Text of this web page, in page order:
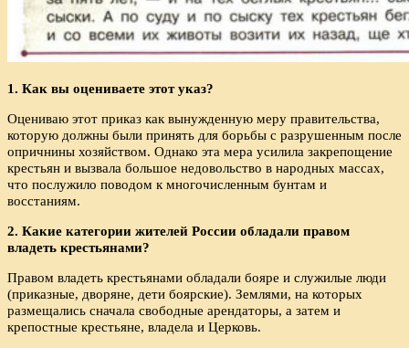
1. Как вы оцениваете этот указ?
Оцениваю этот приказ как вынужденную меру правительства,
которую должны были принять для борьбы с разрушенным после
опричнины хозяйством. Однако эта мера усилила закрепощение
крестьян и вызвала большое недовольство в народных массах,
что послужило поводом к многочисленным бунтам и
восстаниям.
2. Какие категории жителей России обладали правом
владеть крестьянами?
Правом владеть крестьянами обладали бояре и служилые люди
(приказные, дворяне, дети боярские). Землями, на которых
размещались сначала свободные арендаторы, а затем и
крепостные крестьяне, владела и Церковь.